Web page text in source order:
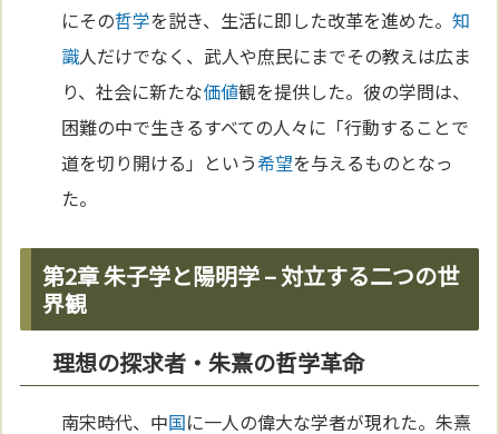
にその哲学を説き、生活に即した改革を進めた。知
識人だけでなく、武人や庶民にまでその教えは広ま
り、社会に新たな価値観を提供した。彼の学問は、
困難の中で生きるすべての人々に「行動することで
道を切り開ける」という希望を与えるものとなっ
た。
第2章 朱子学と陽明学 – 対立する二つの世
界観
理想の探求者・朱熹の哲学革命
南宋時代、中国に一人の偉大な学者が現れた。朱熹